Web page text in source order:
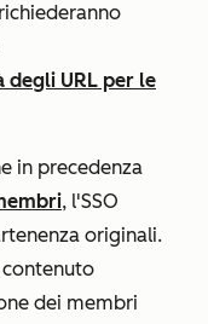
richiederanno
URL per le
in precedenza
, l'SSO
originali.
contenuto
dei membri